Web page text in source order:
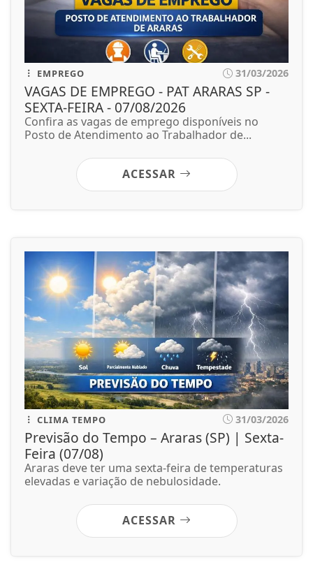
EMPREGO 31/03/2026
VAGAS DE EMPREGO - PAT ARARAS SP -
SEXTA-FEIRA - 07/08/2026
Confira as vagas de emprego disponíveis no
Posto de Atendimento ao Trabalhador de...
ACESSAR
CLIMA TEMPO 31/03/2026
Previsão do Tempo – Araras (SP) | Sexta-
Feira (07/08)
Araras deve ter uma sexta-feira de temperaturas
elevadas e variação de nebulosidade.
ACESSAR